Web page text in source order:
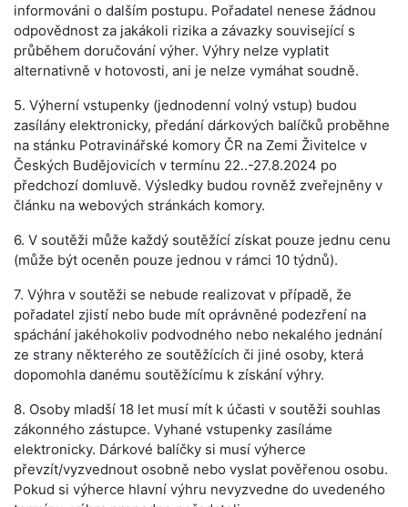
informováni o dalším postupu. Pořadatel nenese žádnou
odpovědnost za jakákoli rizika a závazky související s
průběhem doručování výher. Výhry nelze vyplatit
alternativně v hotovosti, ani je nelze vymáhat soudně.
5. Výherní vstupenky (jednodenní volný vstup) budou
zasílány elektronicky, předání dárkových balíčků proběhne
na stánku Potravinářské komory ČR na Zemi Živitelce v
Českých Budějovicích v termínu 22..-27.8.2024 po
předchozí domluvě. Výsledky budou rovněž zveřejněny v
článku na webových stránkách komory.
6. V soutěži může každý soutěžící získat pouze jednu cenu
(může být oceněn pouze jednou v rámci 10 týdnů).
7. Výhra v soutěži se nebude realizovat v případě, že
pořadatel zjistí nebo bude mít oprávněné podezření na
spáchání jakéhokoliv podvodného nebo nekalého jednání
ze strany některého ze soutěžících či jiné osoby, která
dopomohla danému soutěžícímu k získání výhry.
8. Osoby mladší 18 let musí mít k účasti v soutěži souhlas
zákonného zástupce. Vyhané vstupenky zasíláme
elektronicky. Dárkové balíčky si musí výherce
převzít/vyzvednout osobně nebo vyslat pověřenou osobu.
Pokud si výherce hlavní výhru nevyzvedne do uvedeného